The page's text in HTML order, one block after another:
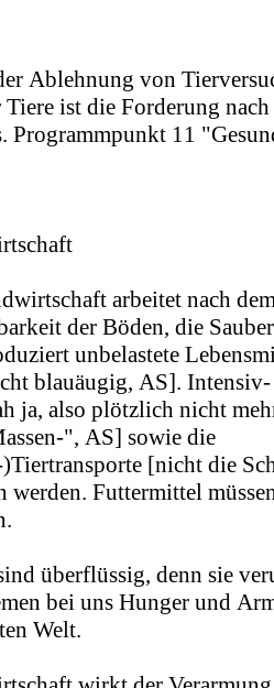
Ablehnung von
ist die Forderung
Programmpunkt 11
arbeitet nach
der Böden, die
unbelastete
blauäugig, AS].
ja, also plötzlich nicht
", AS] sowie die
[nicht die
werden. Futtermittel
überflüssig, denn sie
bei uns Hunger und
Welt.